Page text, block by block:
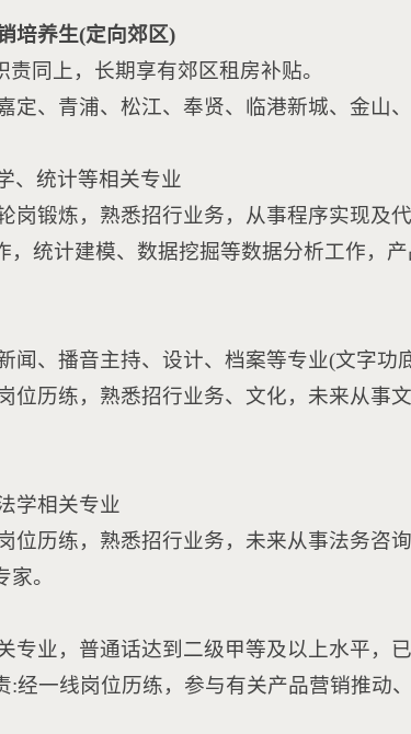
培养生(定向郊区)
责同上，长期享有郊区租房补贴。
定、青浦、松江、奉贤、临港新城、金山、
、统计等相关专业
岗锻炼，熟悉招行业务，从事程序实现及
，统计建模、数据挖掘等数据分析工作，
闻、播音主持、设计、档案等专业(文字功
位历练，熟悉招行业务、文化，未来从事
学相关专业
位历练，熟悉招行业务，未来从事法务咨
。
专业，普通话达到二级甲等及以上水平，
:经一线岗位历练，参与有关产品营销推动